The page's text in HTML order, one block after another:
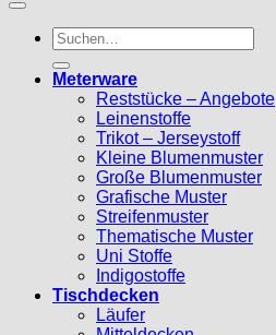
Suche
nach:
Meterware
Reststücke – Angebote
Leinenstoffe
Trikot – Jerseystoff
Kleine Blumenmuster
Große Blumenmuster
Grafische Muster
Streifenmuster
Thematische Muster
Uni Stoffe
Indigostoffe
Tischdecken
Läufer